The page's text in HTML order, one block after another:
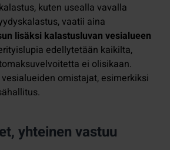
kuten usealla vavalla
vaatii aina
lisäksi kalastusluvan vesialueen
edellytetään kaikilta,
ei olisikaan.
omistajat, esimerkiksi
yhteinen vastuu